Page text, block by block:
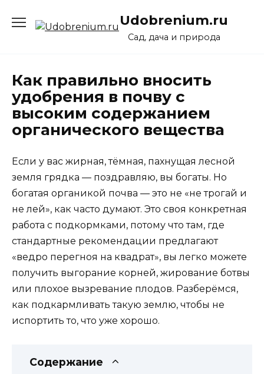
содержанию
Udobrenium.ru
Сад, дача и природа
Как правильно вносить
удобрения в почву с
высоким содержанием
органического вещества
Если у вас жирная, тёмная, пахнущая лесной
земля грядка — поздравляю, вы богаты. Но
богатая органикой почва — это не «не трогай и
не лей», как часто думают. Это своя конкретная
работа с подкормками, потому что там, где
стандартные рекомендации предлагают
«ведро перегноя на квадрат», вы легко можете
получить выгорание корней, жирование ботвы
или плохое вызревание плодов. Разберёмся,
как подкармливать такую землю, чтобы не
испортить то, что уже хорошо.
Содержание